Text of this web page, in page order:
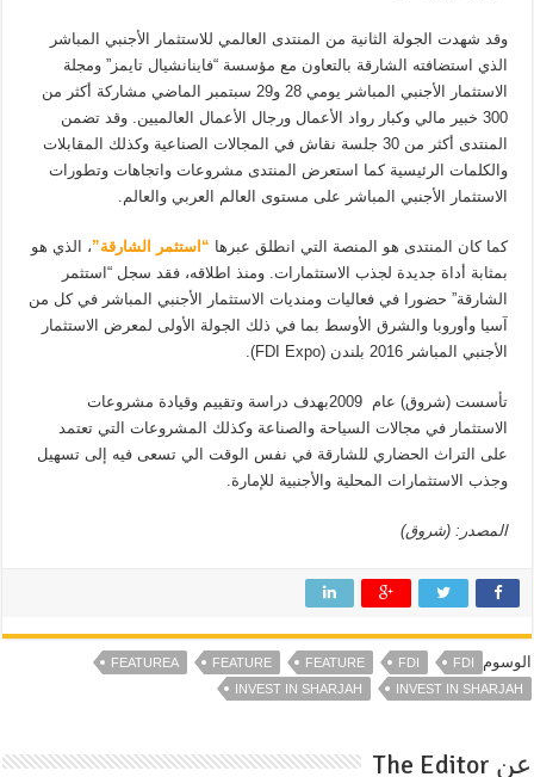
وقد شهدت الجولة الثانية من المنتدى العالمي للاستثمار الأجنبي المباشر
الذي استضافته الشارقة بالتعاون مع مؤسسة “فاينانشيال تايمز” ومجلة
الاستثمار الأجنبي المباشر يومي 28 و29 سبتمبر الماضي مشاركة أكثر من
300 خبير مالي وكبار رواد الأعمال ورجال الأعمال العالميين. وقد تضمن
المنتدى أكثر من 30 جلسة نقاش في المجالات الصناعية وكذلك المقابلات
والكلمات الرئيسية كما استعرض المنتدى مشروعات واتجاهات وتطورات
الاستثمار الأجنبي المباشر على مستوى العالم العربي والعالم.
كما كان المنتدى هو المنصة التي انطلق عبرها “استثمر الشارقة”، الذي هو
بمثابة أداة جديدة لجذب الاستثمارات. ومنذ اطلاقه، فقد سجل “استثمر
الشارقة” حضورا في فعاليات ومنديات الاستثمار الأجنبي المباشر في كل من
آسيا وأوروبا والشرق الأوسط بما في ذلك الجولة الأولى لمعرض الاستثمار
الأجنبي المباشر 2016 بلندن (FDI Expo).
تأسست (شروق) عام 2009بهدف دراسة وتقييم وقيادة مشروعات
الاستثمار في مجالات السياحة والصناعة وكذلك المشروعات التي تعتمد
على التراث الحضاري للشارقة في نفس الوقت الي تسعى فيه إلى تسهيل
وجذب الاستثمارات المحلية والأجنبية للإمارة.
المصدر: (شروق)
الوسوم FDI
FDI
FEATURE
FEATURE
FEATUREA
INVEST IN SHARJAH
INVEST IN SHARJAH
عن The Editor